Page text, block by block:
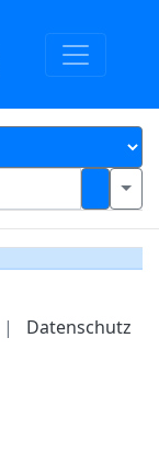
| Datenschutz